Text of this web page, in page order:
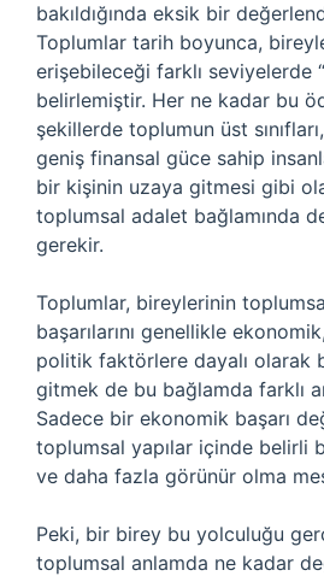
bakıldığında eksik bir
Toplumlar tarih boyunca,
erişebileceği farklı seviyelerde
belirlemiştir. Her ne kadar bu
şekillerde toplumun üst
geniş finansal güce sahip
bir kişinin uzaya gitmesi gibi
toplumsal adalet bağlamında
gerekir.
Toplumlar, bireylerinin
başarılarını genellikle
politik faktörlere dayalı olarak
gitmek de bu bağlamda farklı
Sadece bir ekonomik başarı
toplumsal yapılar içinde belirli
ve daha fazla görünür olma
Peki, bir birey bu yolculuğu
toplumsal anlamda ne kadar